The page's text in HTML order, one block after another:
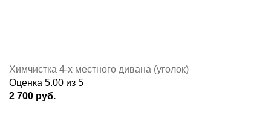
Химчистка 4-х местного дивана (уголок)
Оценка 5.00 из 5
2 700 руб.